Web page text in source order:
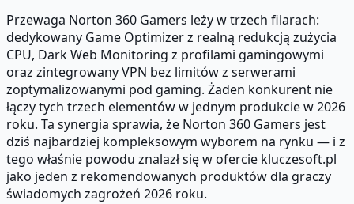
Przewaga Norton 360 Gamers leży w trzech filarach:
dedykowany Game Optimizer z realną redukcją zużycia
CPU, Dark Web Monitoring z profilami gamingowymi
oraz zintegrowany VPN bez limitów z serwerami
zoptymalizowanymi pod gaming. Żaden konkurent nie
łączy tych trzech elementów w jednym produkcie w 2026
roku. Ta synergia sprawia, że Norton 360 Gamers jest
dziś najbardziej kompleksowym wyborem na rynku — i z
tego właśnie powodu znalazł się w ofercie kluczesoft.pl
jako jeden z rekomendowanych produktów dla graczy
świadomych zagrożeń 2026 roku.